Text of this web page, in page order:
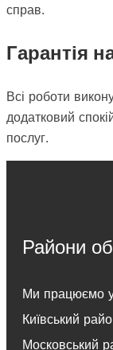
справ.
Гарантія
Всі роботи
додатковий
послуг.
Райони
Ми працюємо
Київський
Московський